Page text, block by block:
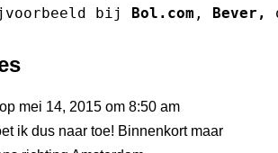
bij Bol.com , Bever ,
op mei 14, 2015 om 8:50 am
ik dus naar toe! Binnenkort maar